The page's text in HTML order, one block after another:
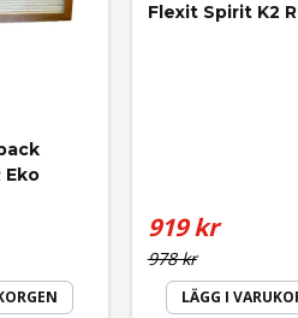
Eko
Flexit Spirit K2
978 kr
919 kr
LÄGG I